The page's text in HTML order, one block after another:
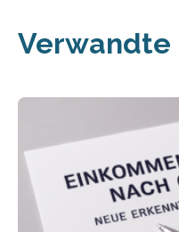
Verwandte